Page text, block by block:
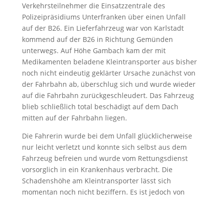
Verkehrsteilnehmer die Einsatzzentrale des
Polizeipräsidiums Unterfranken über einen Unfall
auf der B26. Ein Lieferfahrzeug war von Karlstadt
kommend auf der B26 in Richtung Gemünden
unterwegs. Auf Höhe Gambach kam der mit
Medikamenten beladene Kleintransporter aus bisher
noch nicht eindeutig geklärter Ursache zunächst von
der Fahrbahn ab, überschlug sich und wurde wieder
auf die Fahrbahn zurückgeschleudert. Das Fahrzeug
blieb schließlich total beschädigt auf dem Dach
mitten auf der Fahrbahn liegen.
Die Fahrerin wurde bei dem Unfall glücklicherweise
nur leicht verletzt und konnte sich selbst aus dem
Fahrzeug befreien und wurde vom Rettungsdienst
vorsorglich in ein Krankenhaus verbracht. Die
Schadenshöhe am Kleintransporter lässt sich
momentan noch nicht beziffern. Es ist jedoch von